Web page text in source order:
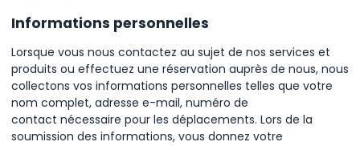
Informations personnelles
Lorsque vous nous contactez au sujet de nos services et
produits ou effectuez une réservation auprès de nous, nous
collectons vos informations personnelles telles que votre
nom complet, adresse e-mail, numéro de
contact nécessaire pour les déplacements. Lors de la
soumission des informations, vous donnez votre